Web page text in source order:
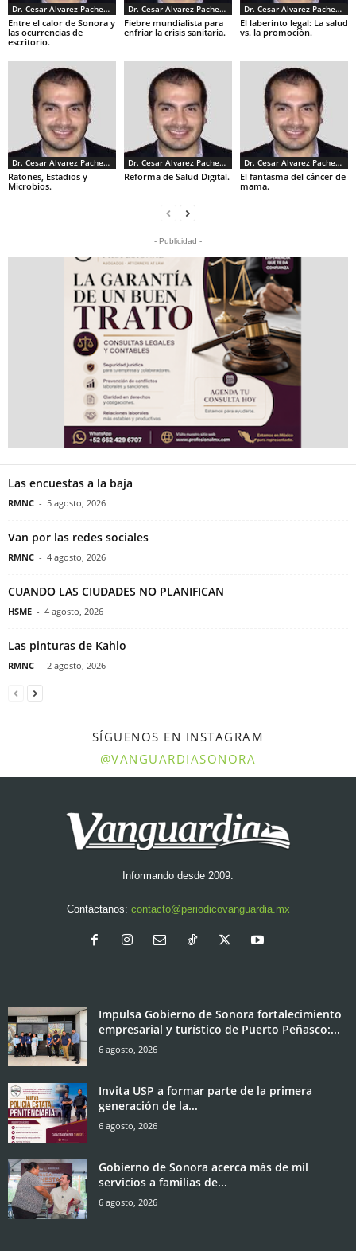
Dr. Cesar Alvarez Pacheco
Entre el calor de Sonora y
las ocurrencias de
escritorio.
Dr. Cesar Alvarez Pacheco
Fiebre mundialista para
enfriar la crisis sanitaria.
Dr. Cesar Alvarez Pacheco
El laberinto legal: La salud
vs. la promoción.
Dr. Cesar Alvarez Pacheco
Ratones, Estadios y
Microbios.
Dr. Cesar Alvarez Pacheco
Reforma de Salud Digital.
Dr. Cesar Alvarez Pacheco
El fantasma del cáncer de
mama.
- Publicidad -
Las encuestas a la baja
RMNC - 5 agosto, 2026
Van por las redes sociales
RMNC - 4 agosto, 2026
CUANDO LAS CIUDADES NO PLANIFICAN
HSME - 4 agosto, 2026
Las pinturas de Kahlo
RMNC - 2 agosto, 2026
SÍGUENOS EN INSTAGRAM
@VANGUARDIASONORA
Informando desde 2009.
Contáctanos: contacto@periodicovanguardia.mx
Impulsa Gobierno de Sonora fortalecimiento
empresarial y turístico de Puerto Peñasco:...
6 agosto, 2026
Invita USP a formar parte de la primera
generación de la...
6 agosto, 2026
Gobierno de Sonora acerca más de mil
servicios a familias de...
6 agosto, 2026